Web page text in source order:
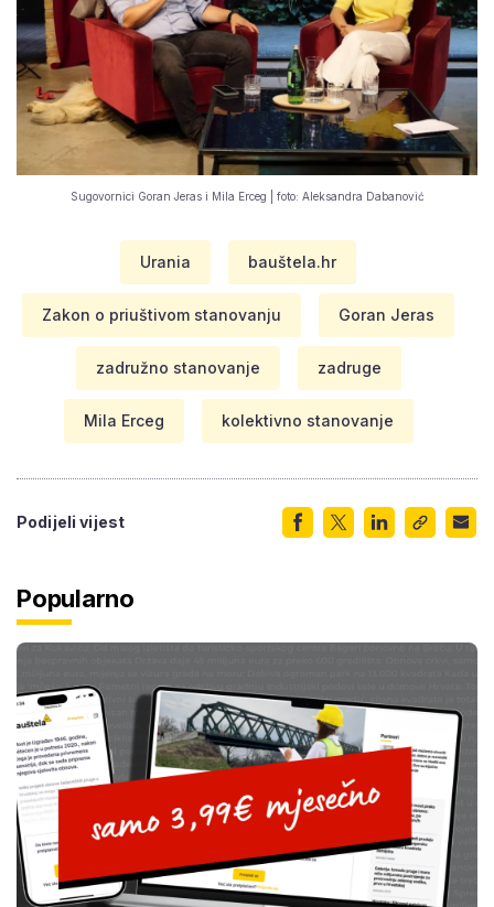
Sugovornici Goran Jeras i Mila Erceg | foto: Aleksandra Dabanović
Urania bauštela.hr
Zakon o priuštivom stanovanju Goran Jeras
zadružno stanovanje zadruge
Mila Erceg kolektivno stanovanje
Podijeli vijest
Popularno